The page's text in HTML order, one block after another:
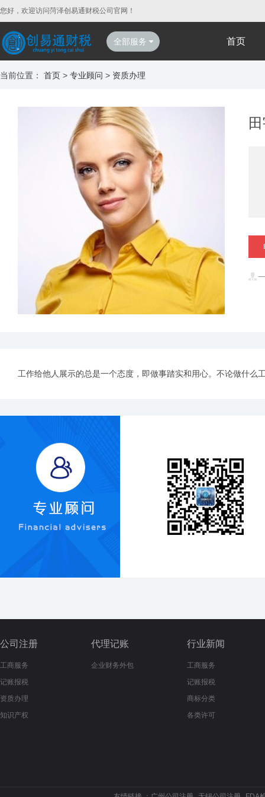
您好，欢迎访问菏泽创易通财税公司官网！
全部服务 首页
当前位置： 首页 > 专业顾问 > 资质办理
工作给他人展示的总是一个态度，即做事踏实和用心。不论做什么
公司注册
工商服务
记账报税
资质办理
知识产权
代理记账
企业财务外包
行业新闻
工商服务
记账报税
商标分类
各类许可